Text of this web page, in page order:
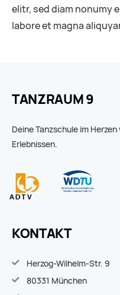
elitr, sed diam nonumy
labore et magna
TANZRAUM 9
Deine Tanzschule im
Erlebnissen.
KONTAKT
Herzog-Wilhelm-Str. 9
80331 München